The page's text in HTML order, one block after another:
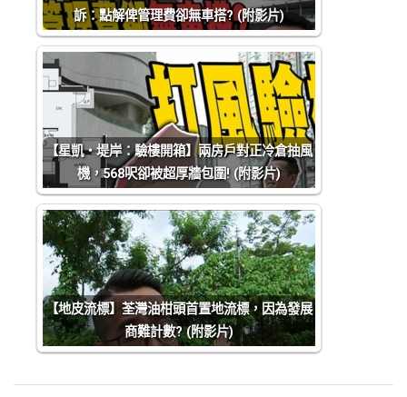
訴：點解俾管理費卻無車搭? (附影片)
【星凱‧堤岸：驗樓開箱】兩房戶對正冷倉抽風
機，568呎卻被超厚牆包圍! (附影片)
【地皮流標】荃灣油柑頭首置地流標，因為發展
商難計數? (附影片)